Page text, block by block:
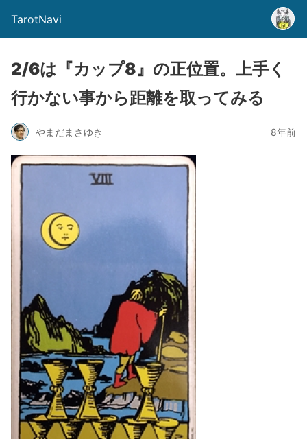
TarotNavi
2/6は『カップ8』の正位置。上手く
行かない事から距離を取ってみる
やまだまさゆき 8年前